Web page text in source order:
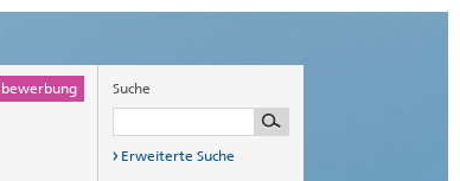
Suche
Erweiterte Suche